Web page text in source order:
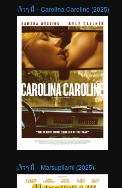
เร็วๆ นี้ – Carolina Caroline (2025)
เร็วๆ นี้ – Marsupilami (2025)